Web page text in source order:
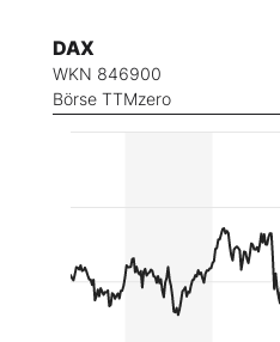
DAX
WKN 846900
Börse TTMzero